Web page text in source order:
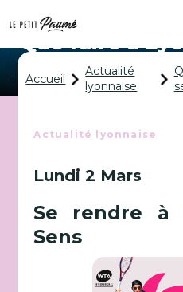
Que faire à
semaine ? 2-8
Accueil
Actualité
lyonnaise
Actualité lyonnaise
Lundi 2 Mars
Se rendre à
Sens